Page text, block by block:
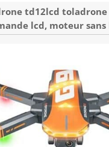
td12lcd toladrone
lcd, moteur sans